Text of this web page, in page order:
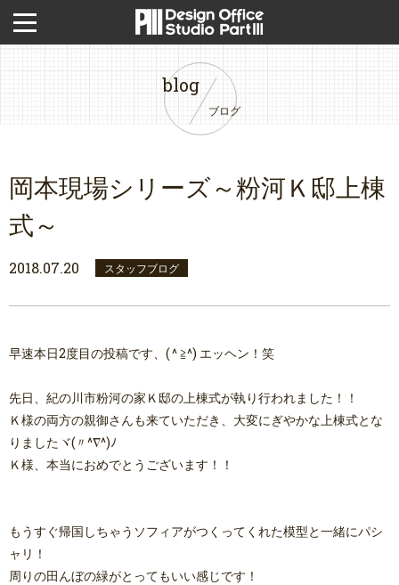
ブログ
blog
岡本現場シリーズ～粉河Ｋ邸上棟
式～
2018.07.20 スタッフブログ
早速本日2度目の投稿です、( ^ ≧^) エッヘン！笑
先日、紀の川市粉河の家Ｋ邸の上棟式が執り行われました！！
Ｋ様の両方の親御さんも来ていただき、大変にぎやかな上棟式とな
りましたヾ(〃^∇^)ﾉ
Ｋ様、本当におめでとうございます！！
もうすぐ帰国しちゃうソフィアがつくってくれた模型と一緒にパシ
ャリ！
周りの田んぼの緑がとってもいい感じです！